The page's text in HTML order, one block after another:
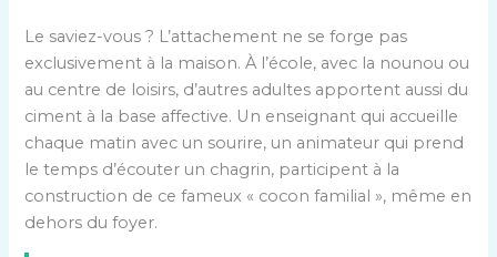
Le saviez-vous ? L’attachement ne se forge pas
exclusivement à la maison. À l’école, avec la nounou ou
au centre de loisirs, d’autres adultes apportent aussi du
ciment à la base affective. Un enseignant qui accueille
chaque matin avec un sourire, un animateur qui prend
le temps d’écouter un chagrin, participent à la
construction de ce fameux « cocon familial », même en
dehors du foyer.